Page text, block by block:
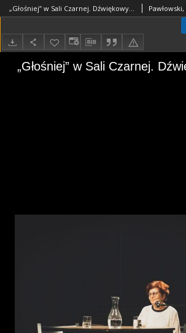
„Głośniej” w Sali Czarnej. Dźwiękowy portret Hanny Krall